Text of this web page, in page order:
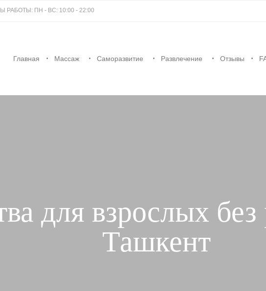
РАБОТЫ: ПН - ВС: 10:00 - 22:00
Главная Массаж Саморазвитие Развлечение Отзывы
для взрослых
Ташкент